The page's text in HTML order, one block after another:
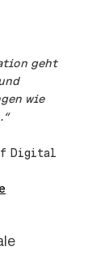
geht
wie
of Digital